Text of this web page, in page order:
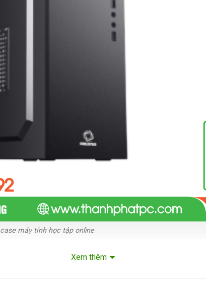
case máy tính học tập online
Xem thêm